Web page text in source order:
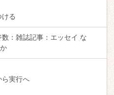
る
： 雑誌記事： エッセイ な
ら実行へ